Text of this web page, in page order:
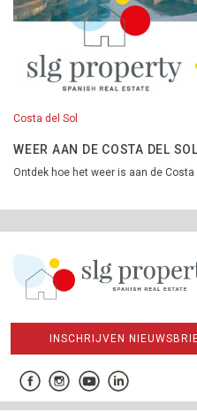
Costa del Sol
WEER AAN DE COSTA DEL
Ontdek hoe het weer is aan de Costa
INSCHRIJVEN